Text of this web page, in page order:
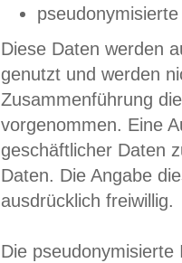
Diese Daten werden
genutzt und werden
Zusammenführung
vorgenommen. Eine
geschäftlicher Daten
Daten. Die Angabe
ausdrücklich freiwillig.
Die